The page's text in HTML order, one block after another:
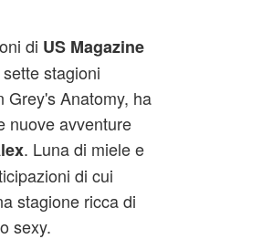
di US Magazine
stagioni
Grey's Anatomy, ha
nuove avventure
. Luna di miele e
di cui
stagione ricca di
sexy.